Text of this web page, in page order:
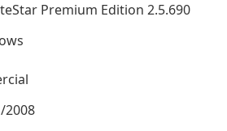
Premium Edition 2.5.690
2008